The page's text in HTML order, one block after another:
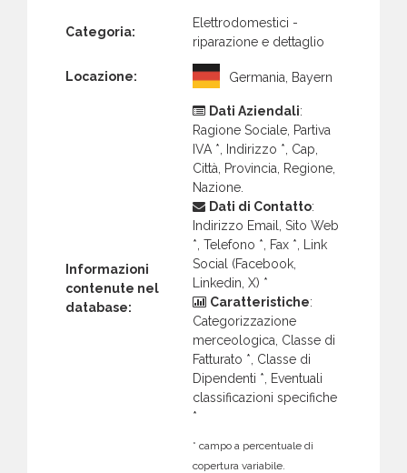
Categoria:
Elettrodomestici -
riparazione e dettaglio
Locazione: Germania, Bayern
Informazioni
contenute nel
database:
Dati Aziendali:
Ragione Sociale, Partiva
IVA *, Indirizzo *, Cap,
Città, Provincia, Regione,
Nazione.
Dati di Contatto:
Indirizzo Email, Sito Web
*, Telefono *, Fax *, Link
Social (Facebook,
Linkedin, X) *
Caratteristiche:
Categorizzazione
merceologica, Classe di
Fatturato *, Classe di
Dipendenti *, Eventuali
classificazioni specifiche
*
* campo a percentuale di
copertura variabile.